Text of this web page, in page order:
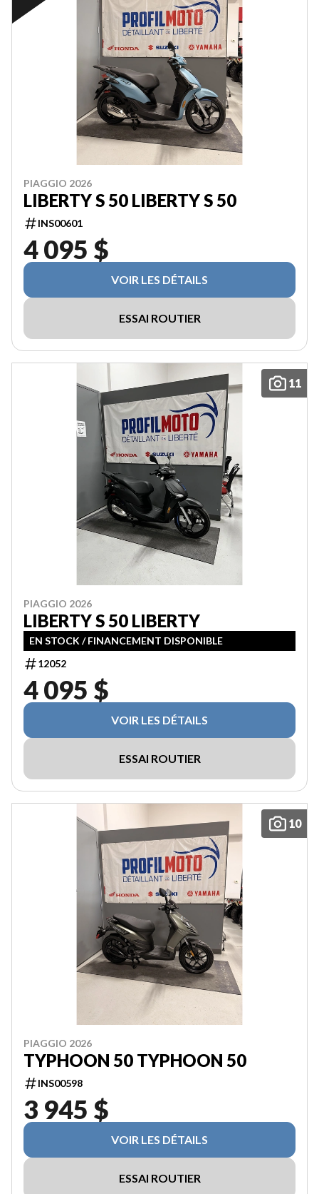
PIAGGIO 2026
LIBERTY S 50 LIBERTY S 50
INS00601
4 095 $
VOIR LES DÉTAILS
ESSAI ROUTIER
11
PIAGGIO 2026
LIBERTY S 50 LIBERTY
EN STOCK / FINANCEMENT DISPONIBLE
12052
4 095 $
VOIR LES DÉTAILS
ESSAI ROUTIER
10
PIAGGIO 2026
TYPHOON 50 TYPHOON 50
INS00598
3 945 $
VOIR LES DÉTAILS
ESSAI ROUTIER